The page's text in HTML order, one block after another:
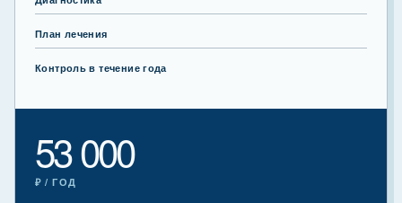
План лечения
Контроль в течение года
53 000
₽ / ГОД